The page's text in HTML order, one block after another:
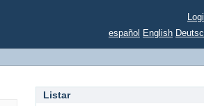
español English
Listar